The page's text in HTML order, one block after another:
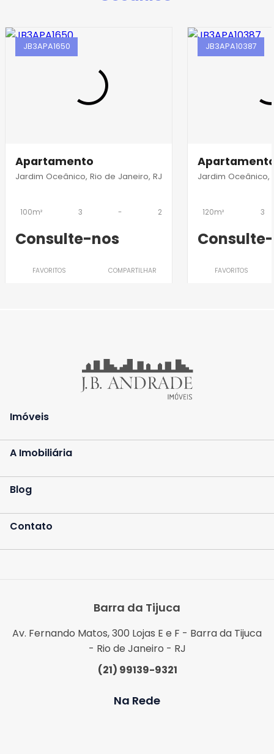
JB3APA1650
Apartamento
Jardim Oceânico, Rio de Janeiro, RJ
100m² 3 - 2
Consulte-nos
FAVORITOS COMPARTILHAR
JB3APA10387
Jardim Oceânico,
120m² 3
FAVORITOS
Imóveis
A Imobiliária
Blog
Contato
Barra da Tijuca
Av. Fernando Matos, 300 Lojas E e F - Barra da Tijuca
- Rio de Janeiro - RJ
(21) 99139-9321
Na Rede